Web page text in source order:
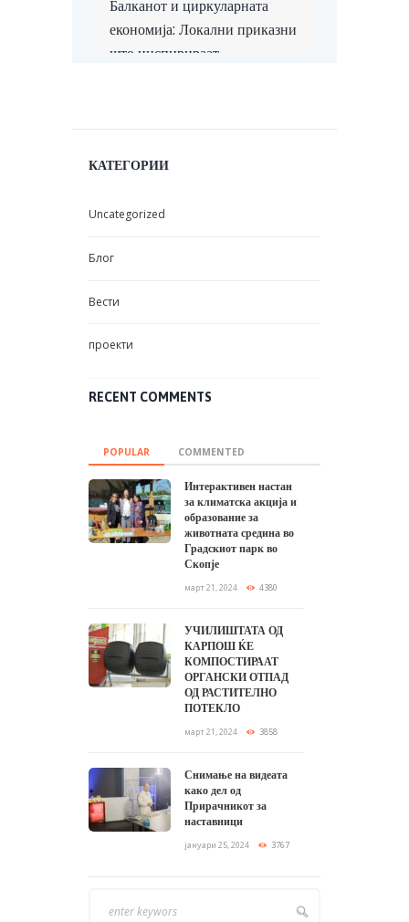
Балканот и циркуларната
економија: Локални приказни
што инспирираат
КАТЕГОРИИ
Uncategorized
Блог
Вести
проекти
RECENT COMMENTS
POPULAR COMMENTED
Интерактивен настан
за климатска акција и
образование за
животната средина во
Градскиот парк во
Скопје
март 21, 2024 4380
УЧИЛИШТАТА ОД
КАРПОШ ЌЕ
КОМПОСТИРААТ
ОРГАНСКИ ОТПАД
ОД РАСТИТЕЛНО
ПОТЕКЛО
март 21, 2024 3858
Снимање на видеата
како дел од
Прирачникот за
наставници
јануари 25, 2024 3767